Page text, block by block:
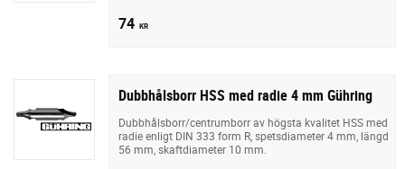
74 KR
Dubbhålsborr HSS med radie 4 mm Gühring
Dubbhålsborr/centrumborr av högsta kvalitet HSS med
radie enligt DIN 333 form R, spetsdiameter 4 mm, längd
56 mm, skaftdiameter 10 mm.